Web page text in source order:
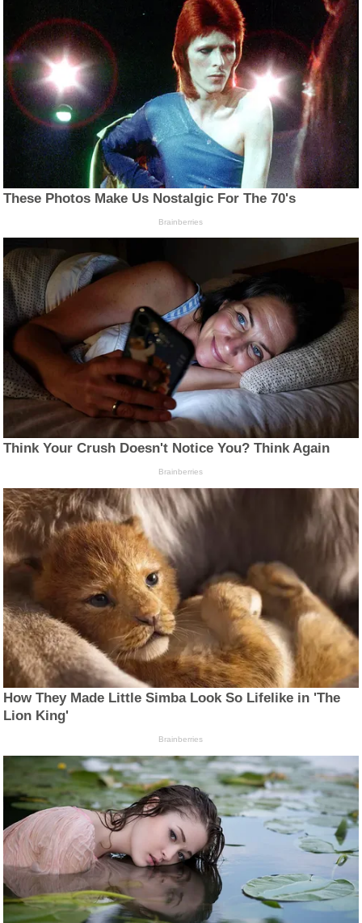
These Photos Make Us Nostalgic For The 70's
Brainberries
Think Your Crush Doesn't Notice You? Think Again
Brainberries
How They Made Little Simba Look So Lifelike in 'The
Lion King'
Brainberries